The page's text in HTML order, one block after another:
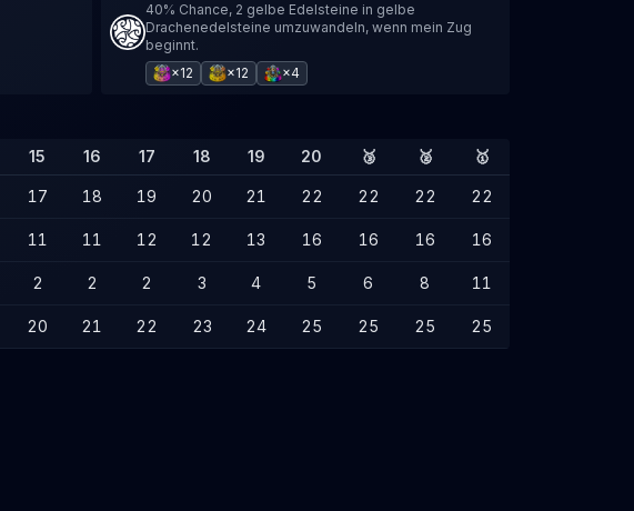
40% Chance, 2 gelbe Edelsteine in gelbe
Drachenedelsteine umzuwandeln, wenn mein Zug
beginnt.
×12
×12 ×4
15 16 17 18 19 20 🥉 🥈 🥇
17 18 19 20 21 22 22 22 22
11 11 12 12 13 16 16 16 16
2 2 2 3 4 5 6 8 11
20 21 22 23 24 25 25 25 25